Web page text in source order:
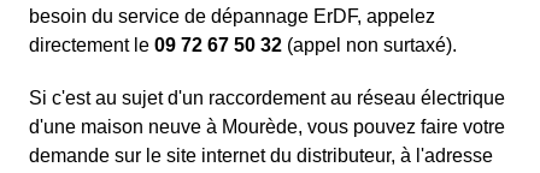
besoin du service de dépannage ErDF, appelez
directement le 09 72 67 50 32 (appel non surtaxé).
Si c'est au sujet d'un raccordement au réseau électrique
d'une maison neuve à Mourède, vous pouvez faire votre
demande sur le site internet du distributeur, à l'adresse